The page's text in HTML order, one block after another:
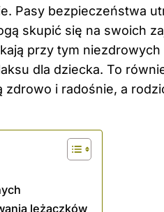
Pasy bezpieczeństwa
skupić się na swoich
przy tym niezdrowych
dla dziecka. To
i radośnie, a
leżaczków